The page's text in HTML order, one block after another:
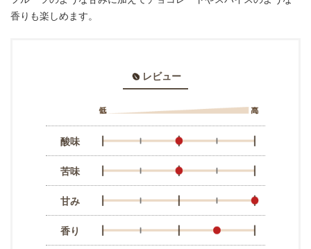
香りも楽しめます。
レビュー
酸味
苦味
甘み
香り